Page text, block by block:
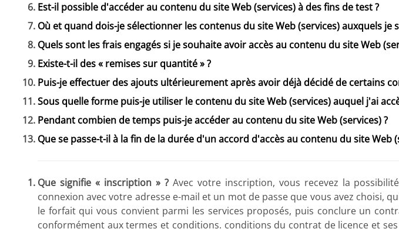
Est-il possible d'accéder au contenu du site Web (services) à des fins de test ?
Où et quand dois-je sélectionner les contenus du site Web (services) auxquels je
Quels sont les frais engagés si je souhaite avoir accès au contenu du site Web
Existe-t-il des « remises sur quantité » ?
Puis-je effectuer des ajouts ultérieurement après avoir déjà décidé de certains
Sous quelle forme puis-je utiliser le contenu du site Web (services) auquel j'ai
Pendant combien de temps puis-je accéder au contenu du site Web (services) ?
Que se passe-t-il à la fin de la durée d'un accord d'accès au contenu du site Web
Que signifie « inscription » ?Avec votre inscription, vous recevez la
connexion avec votre adresse e-mail et un mot de passe que vous avez choisi,
le forfait qui vous convient parmi les services proposés, puis conclure un
conformément aux termes et conditions. conditions du contrat de licence et